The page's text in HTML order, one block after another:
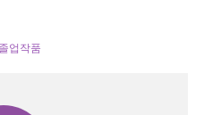
졸업작품